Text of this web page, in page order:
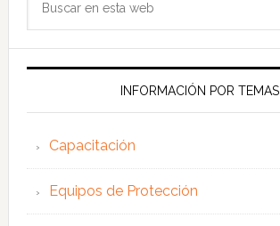
web
INFORMACIÓN POR TEMAS
Capacitación
Equipos de Protección